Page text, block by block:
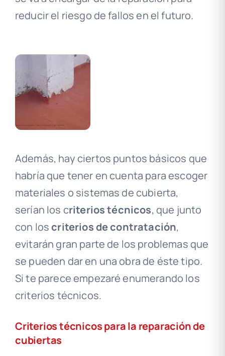
reducir el riesgo de fallos en el futuro.
Además, hay ciertos puntos básicos que
habría que tener en cuenta para escoger
materiales o sistemas de cubierta,
serían los criterios técnicos, que junto
con loscriterios de contratación,
evitarán gran parte de los problemas que
se pueden dar en una obra de éste tipo.
Si te parece empezaré enumerando los
criterios técnicos.
Criterios técnicos para la reparación de
cubiertas